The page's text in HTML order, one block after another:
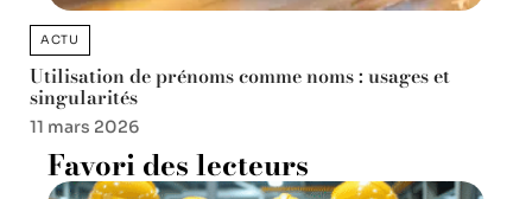
ACTU
Utilisation de prénoms comme noms : usages et
singularités
11 mars 2026
Favori des lecteurs